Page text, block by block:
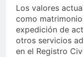
Los valores
como
expedición de
otros servicios
en el Registro